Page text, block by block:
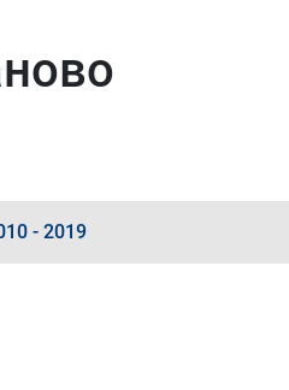
- 2019